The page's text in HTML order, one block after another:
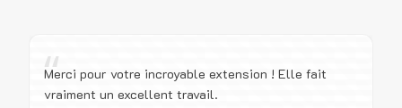
“
Merci pour votre incroyable extension ! Elle fait
vraiment un excellent travail.